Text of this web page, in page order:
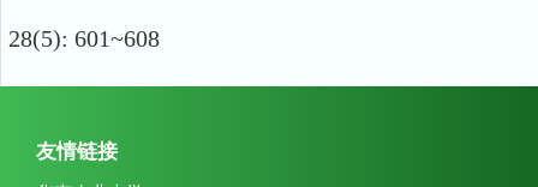
28(5): 601~608
友情链接